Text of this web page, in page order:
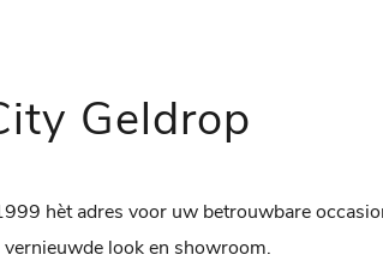
Geldrop
hèt adres voor uw betrouwbare
look en showroom.